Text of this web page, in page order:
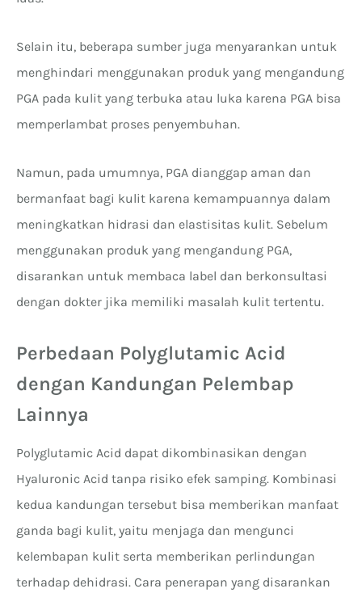
Selain itu, beberapa sumber juga menyarankan untuk
menghindari menggunakan produk yang mengandung
PGA pada kulit yang terbuka atau luka karena PGA bisa
memperlambat proses penyembuhan.
Namun, pada umumnya, PGA dianggap aman dan
bermanfaat bagi kulit karena kemampuannya dalam
meningkatkan hidrasi dan elastisitas kulit. Sebelum
menggunakan produk yang mengandung PGA,
disarankan untuk membaca label dan berkonsultasi
dengan dokter jika memiliki masalah kulit tertentu.
Perbedaan Polyglutamic Acid
dengan Kandungan Pelembap
Lainnya
Polyglutamic Acid dapat dikombinasikan dengan
Hyaluronic Acid tanpa risiko efek samping. Kombinasi
kedua kandungan tersebut bisa memberikan manfaat
ganda bagi kulit, yaitu menjaga dan mengunci
kelembapan kulit serta memberikan perlindungan
terhadap dehidrasi. Cara penerapan yang disarankan